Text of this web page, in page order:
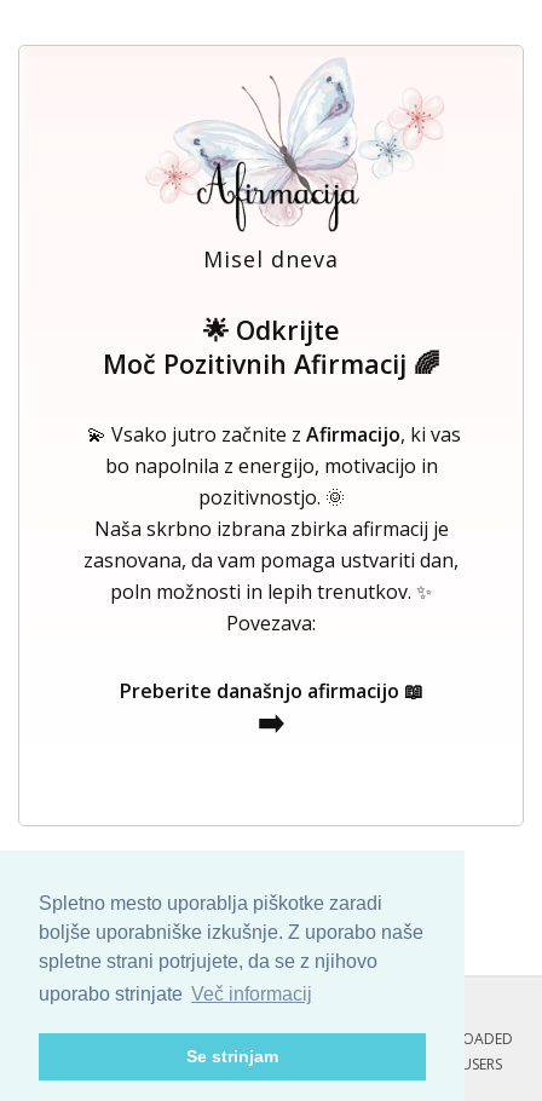
Spletno mesto uporablja piškotke zaradi
boljše uporabniške izkušnje. Z uporabo naše
spletne strani potrjujete, da se z njihovo
uporabo strinjate Več informacij
Se strinjam
Misel dneva
🌟 Odkrijte
Moč Pozitivnih Afirmacij 🌈
💫 Vsako jutro začnite z Afirmacijo, ki vas
bo napolnila z energijo, motivacijo in
pozitivnostjo. 🌞
Naša skrbno izbrana zbirka afirmacij je
zasnovana, da vam pomaga ustvariti dan,
poln možnosti in lepih trenutkov. ✨
Povezava:
Preberite današnjo afirmacijo 📖
➡️
COPYRIGHT © 2013 - 2026 BYSKINBASE. ALL ARTWORK ARE UPLOADED
AND COPYRIGHTED TO ITS AUTHOR.
POZITIVNE MISLI : 110 USERS